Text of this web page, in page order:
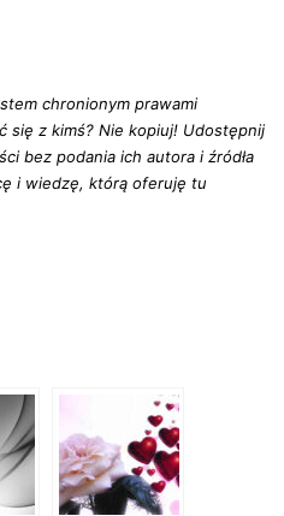
chronionym prawami
się z kimś? Nie kopiuj! Udostępnij
bez podania ich autora i źródła
i wiedzę, którą oferuję tu